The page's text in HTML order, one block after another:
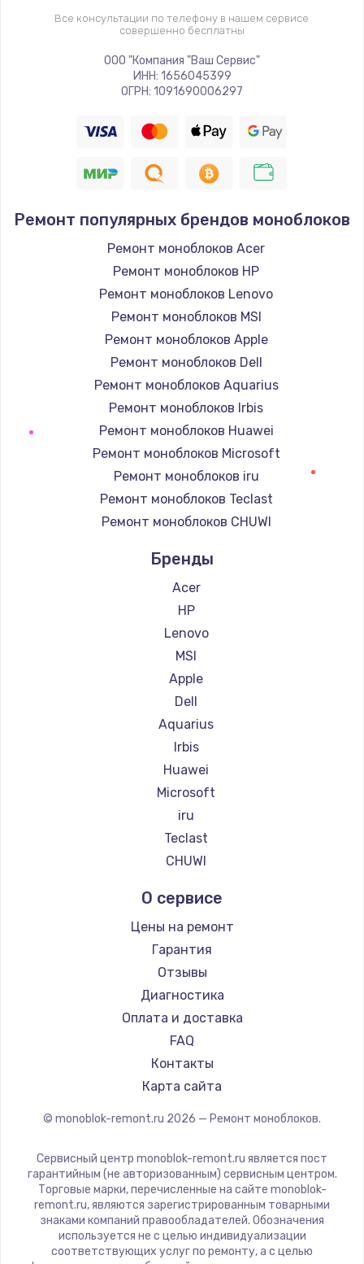
Заказать
Замена материнской платы
1330 руб.
1190 руб.
Замена корпуса
890 руб.
Заказать
Замена тачпада
Заказать
Замена контроллера питания
Заказать
Заказать
Чистка от пыли
Заказать
Заказать
Заказать
930 руб.
Заказать
Заказать
1060 руб.
Заказать
Замена звуковой карты
1100 руб.
Все консультации по телефону в нашем сервисе
совершенно бесплатны
ООО "Компания "Ваш Сервис"
ИНН: 1656045399
ОГРН: 1091690006297
Ремонт популярных брендов моноблоков
Ремонт моноблоков Acer
Ремонт моноблоков HP
Ремонт моноблоков Lenovo
Ремонт моноблоков MSI
Ремонт моноблоков Apple
Ремонт моноблоков Dell
Ремонт моноблоков Aquarius
Ремонт моноблоков Irbis
Ремонт моноблоков Huawei
Ремонт моноблоков Microsoft
Ремонт моноблоков iru
Ремонт моноблоков Teclast
Ремонт моноблоков CHUWI
Бренды
Acer
HP
Lenovo
MSI
Apple
Dell
Aquarius
Irbis
Huawei
Microsoft
iru
Teclast
CHUWI
О сервисе
Цены на ремонт
Гарантия
Отзывы
Диагностика
Оплата и доставка
FAQ
Контакты
Карта сайта
© monoblok-remont.ru 2026 — Ремонт моноблоков.
Сервисный центр monoblok-remont.ru является пост
гарантийным (не авторизованным) сервисным центром.
Торговые марки, перечисленные на сайте monoblok-
remont.ru, являются зарегистрированным товарными
знаками компаний правообладателей. Обозначения
используется не с целью индивидуализации
соответствующих услуг по ремонту, а с целью